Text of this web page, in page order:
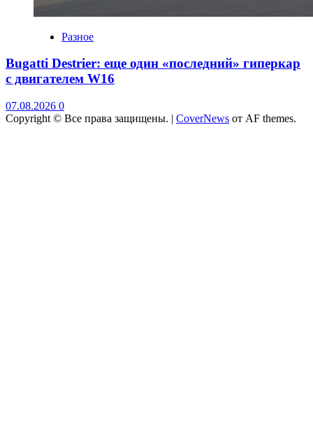
Разное
Bugatti Destrier: еще один «последний» гиперкар
с двигателем W16
07.08.2026 0
Copyright © Все права защищены. | CoverNews от AF themes.